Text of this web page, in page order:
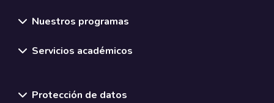
Nuestros programas
Servicios académicos
Protección de datos